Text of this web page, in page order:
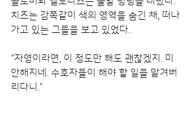
치즈는 감쪽같이 색의 영역을 숨긴 채, 떠나
가고 있는 그들을 보고 있었다.
“자영이라면, 이 정도만 해도 괜찮겠지. 미
안해지네. 수호자들이 해야 할 일을 맡겨버
리다니.”